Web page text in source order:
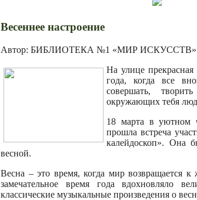
Весеннее настроение
Автор: БИБЛИОТЕКА №1 «МИР ИСКУССТВ»
На улице
года, когда все
совершать,
окружающих тебя
18 марта в уютном
прошла встреча
калейдоскоп». Она
весной.
Весна – это время, когда мир возвращается
замечательное время года вдохновляло
классические музыкальные произведения о